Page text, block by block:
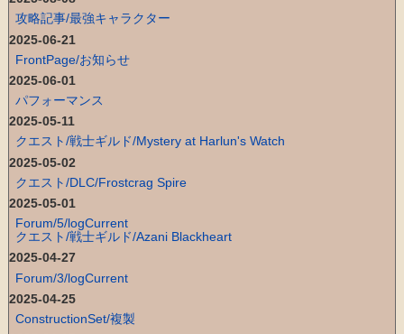
攻略記事/最強キャラクター
2025-06-21
FrontPage/お知らせ
2025-06-01
パフォーマンス
2025-05-11
クエスト/戦士ギルド/Mystery at Harlun's Watch
2025-05-02
クエスト/DLC/Frostcrag Spire
2025-05-01
Forum/5/logCurrent
クエスト/戦士ギルド/Azani Blackheart
2025-04-27
Forum/3/logCurrent
2025-04-25
ConstructionSet/複製